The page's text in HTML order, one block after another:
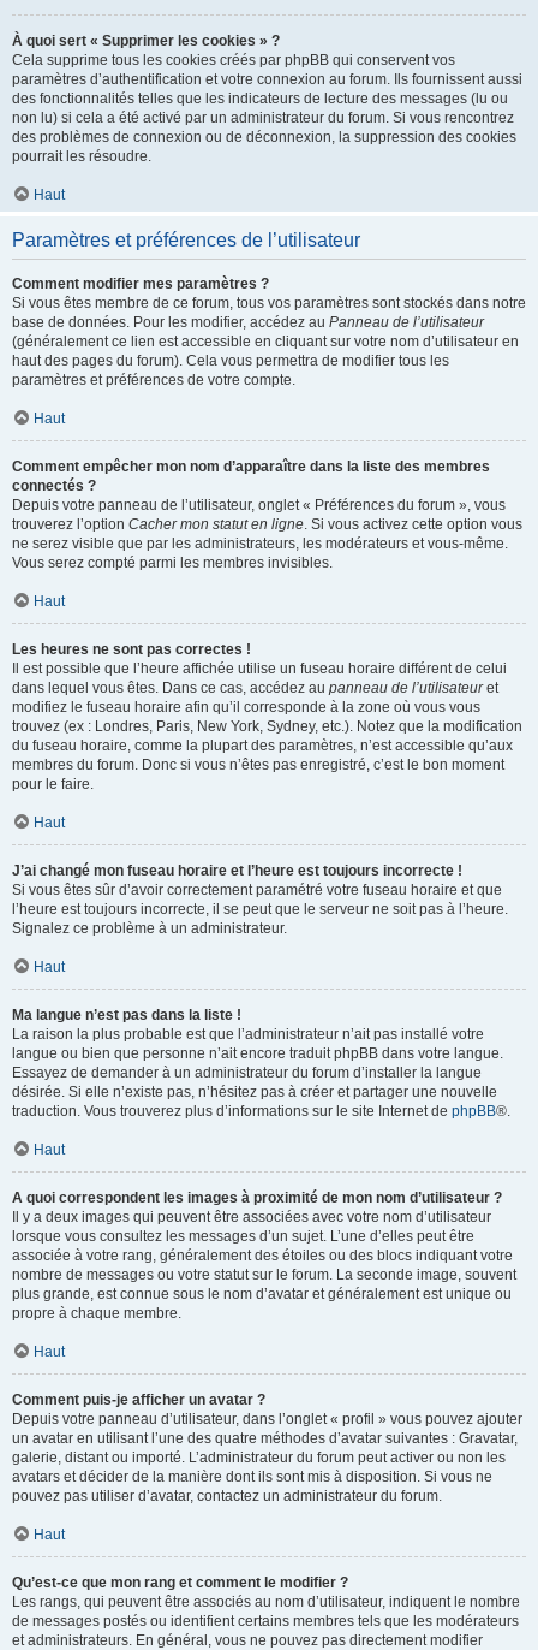
À quoi sert « Supprimer les cookies » ?
Cela supprime tous les cookies créés par phpBB qui conservent vos
paramètres d’authentification et votre connexion au forum. Ils fournissent aussi
des fonctionnalités telles que les indicateurs de lecture des messages (lu ou
non lu) si cela a été activé par un administrateur du forum. Si vous rencontrez
des problèmes de connexion ou de déconnexion, la suppression des cookies
pourrait les résoudre.
Haut
Paramètres et préférences de l’utilisateur
Comment modifier mes paramètres ?
Si vous êtes membre de ce forum, tous vos paramètres sont stockés dans notre
base de données. Pour les modifier, accédez au Panneau de l’utilisateur
(généralement ce lien est accessible en cliquant sur votre nom d’utilisateur en
haut des pages du forum). Cela vous permettra de modifier tous les
paramètres et préférences de votre compte.
Haut
Comment empêcher mon nom d’apparaître dans la liste des membres
connectés ?
Depuis votre panneau de l’utilisateur, onglet « Préférences du forum », vous
trouverez l’option Cacher mon statut en ligne. Si vous activez cette option vous
ne serez visible que par les administrateurs, les modérateurs et vous-même.
Vous serez compté parmi les membres invisibles.
Haut
Les heures ne sont pas correctes !
Il est possible que l’heure affichée utilise un fuseau horaire différent de celui
dans lequel vous êtes. Dans ce cas, accédez au panneau de l’utilisateuret
modifiez le fuseau horaire afin qu’il corresponde à la zone où vous vous
trouvez (ex : Londres, Paris, New York, Sydney, etc.). Notez que la modification
du fuseau horaire, comme la plupart des paramètres, n’est accessible qu’aux
membres du forum. Donc si vous n’êtes pas enregistré, c’est le bon moment
pour le faire.
Haut
J’ai changé mon fuseau horaire et l’heure est toujours incorrecte !
Si vous êtes sûr d’avoir correctement paramétré votre fuseau horaire et que
l’heure est toujours incorrecte, il se peut que le serveur ne soit pas à l’heure.
Signalez ce problème à un administrateur.
Haut
Ma langue n’est pas dans la liste !
La raison la plus probable est que l’administrateur n’ait pas installé votre
langue ou bien que personne n’ait encore traduit phpBB dans votre langue.
Essayez de demander à un administrateur du forum d’installer la langue
désirée. Si elle n’existe pas, n’hésitez pas à créer et partager une nouvelle
traduction. Vous trouverez plus d’informations sur le site Internet de phpBB®.
Haut
A quoi correspondent les images à proximité de mon nom d’utilisateur ?
Il y a deux images qui peuvent être associées avec votre nom d’utilisateur
lorsque vous consultez les messages d’un sujet. L’une d’elles peut être
associée à votre rang, généralement des étoiles ou des blocs indiquant votre
nombre de messages ou votre statut sur le forum. La seconde image, souvent
plus grande, est connue sous le nom d’avatar et généralement est unique ou
propre à chaque membre.
Haut
Comment puis-je afficher un avatar ?
Depuis votre panneau d’utilisateur, dans l’onglet « profil » vous pouvez ajouter
un avatar en utilisant l’une des quatre méthodes d’avatar suivantes : Gravatar,
galerie, distant ou importé. L’administrateur du forum peut activer ou non les
avatars et décider de la manière dont ils sont mis à disposition. Si vous ne
pouvez pas utiliser d’avatar, contactez un administrateur du forum.
Haut
Qu’est-ce que mon rang et comment le modifier ?
Les rangs, qui peuvent être associés au nom d’utilisateur, indiquent le nombre
de messages postés ou identifient certains membres tels que les modérateurs
et administrateurs. En général, vous ne pouvez pas directement modifier